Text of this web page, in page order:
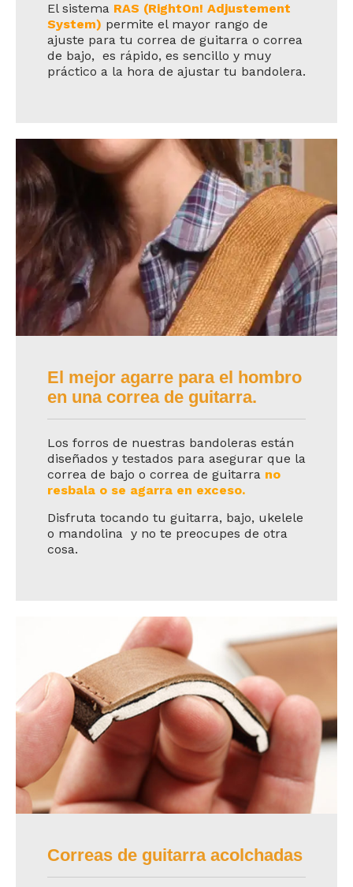
El sistema RAS (RightOn! Adjustement
System) permite el mayor rango de
ajuste para tu correa de guitarra o correa
de bajo, es rápido, es sencillo y muy
práctico a la hora de ajustar tu bandolera.
El mejor agarre para el hombro
en una correa de guitarra.
Los forros de nuestras bandoleras están
diseñados y testados para asegurar que la
correa de bajo o correa de guitarra no
resbala o se agarra en exceso.
Disfruta tocando tu guitarra, bajo, ukelele
o mandolina y no te preocupes de otra
cosa.
Correas de guitarra acolchadas